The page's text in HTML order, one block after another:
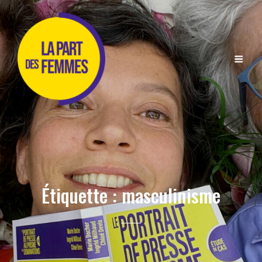
Étiquette :masculinisme